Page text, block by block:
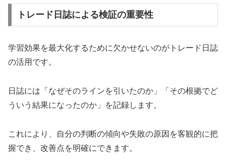
トレード日誌による検証の重要性
学習効果を最大化するために欠かせないのがトレード日誌
の活用です。
日誌には「なぜそのラインを引いたのか」「その根拠でど
ういう結果になったのか」を記録します。
これにより、自分の判断の傾向や失敗の原因を客観的に把
握でき、改善点を明確にできます。